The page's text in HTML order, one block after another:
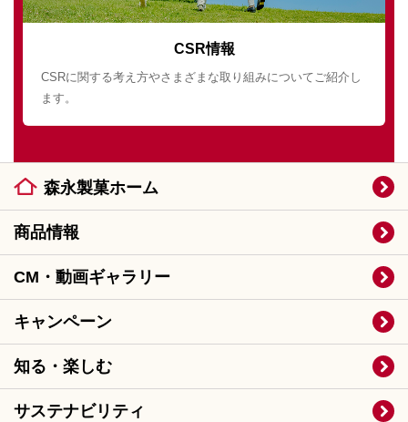
CSR情報
CSRに関する考え方やさまざまな取り組みについてご紹介し
ます。
森永製菓ホーム
商品情報
CM・動画ギャラリー
キャンペーン
知る・楽しむ
サステナビリティ